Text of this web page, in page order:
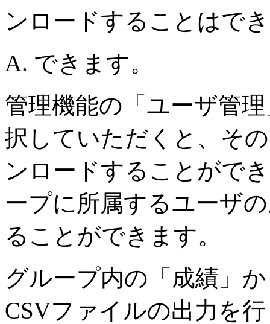
ンロードすることはで
A. できます。
管理機能の「ユーザ管
択していただくと、そ
ンロードすることがで
ープに所属するユーザ
ることができます。
グループ内の「成績」
CSVファイルの出力を